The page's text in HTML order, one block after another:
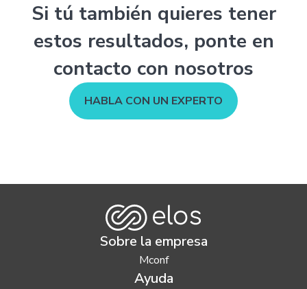
Si tú también quieres tener
estos resultados, ponte en
contacto con nosotros
HABLA CON UN EXPERTO
Sobre la empresa
Mconf
Ayuda